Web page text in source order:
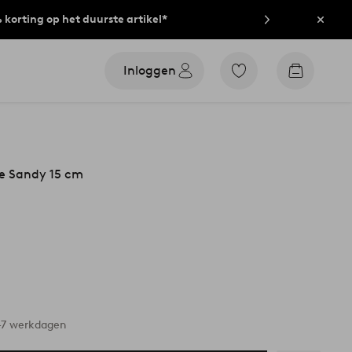
korting op het duurste artikel*
Inloggen
Ga
Go
Sandy 15 cm
werkdagen